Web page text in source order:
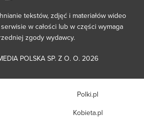
tekstów, zdjęć i materiałów wideo
w całości lub w części wymaga
zgody wydawcy.
POLSKA SP. Z O. O. 2026
Polki.pl
Kobieta.pl